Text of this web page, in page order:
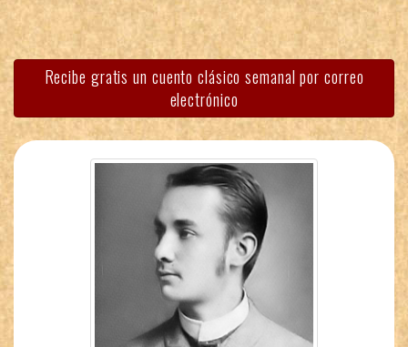
Recibe gratis un cuento clásico semanal por correo
electrónico